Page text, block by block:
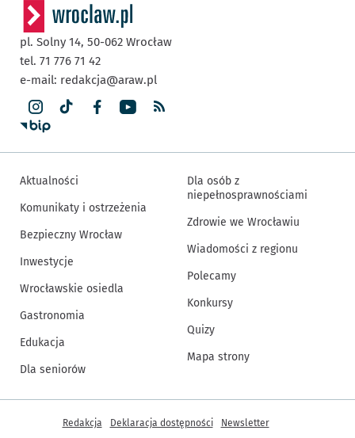
pl. Solny 14, 50-062 Wrocław
tel. 71 776 71 42
e-mail: redakcja@araw.pl
Aktualności
Komunikaty i ostrzeżenia
Bezpieczny Wrocław
Inwestycje
Wrocławskie osiedla
Gastronomia
Edukacja
Dla seniorów
Dla osób z
niepełnosprawnościami
Zdrowie we Wrocławiu
Wiadomości z regionu
Polecamy
Konkursy
Quizy
Mapa strony
Inne informacje
Redakcja Deklaracja dostępności Newsletter